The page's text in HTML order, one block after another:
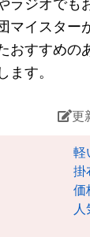
マイスター
おすすめの
す。
更
軽
掛
価
人